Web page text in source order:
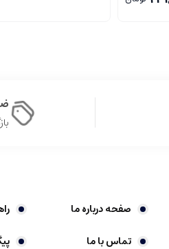
صفحه درباره ما
تماس با ما